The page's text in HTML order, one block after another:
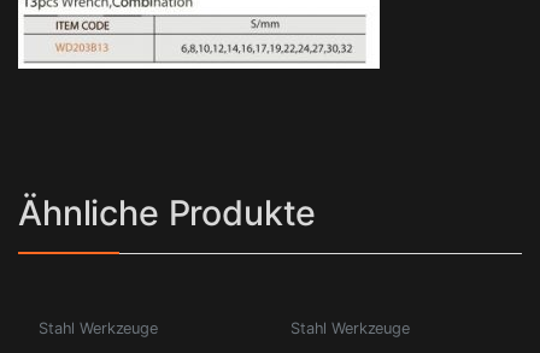
Ähnliche Produkte
Stahl Werkzeuge Stahl Werkzeuge